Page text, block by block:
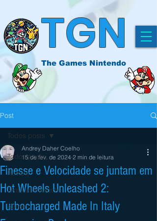
TGN
The Games Nintendo
Post
Todos posts
Review
Nintendo Switch
eShop
Todos posts
Finesse e Velocidade se juntam em
Hot Wheels Unleashed 2:
Turbocharged Made In Italy
Andrey Daher Coelho
15 de fev. de 2024 2 min de leitura